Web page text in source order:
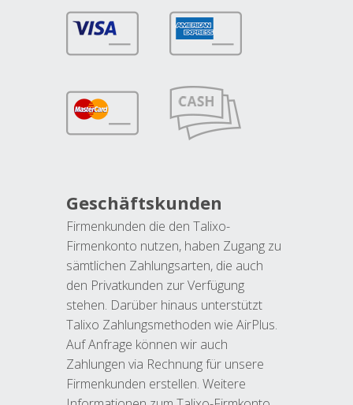
Geschäftskunden
Firmenkunden die den Talixo-
Firmenkonto nutzen, haben Zugang zu
sämtlichen Zahlungsarten, die auch
den Privatkunden zur Verfügung
stehen. Darüber hinaus unterstützt
Talixo Zahlungsmethoden wie AirPlus.
Auf Anfrage können wir auch
Zahlungen via Rechnung für unsere
Firmenkunden erstellen. Weitere